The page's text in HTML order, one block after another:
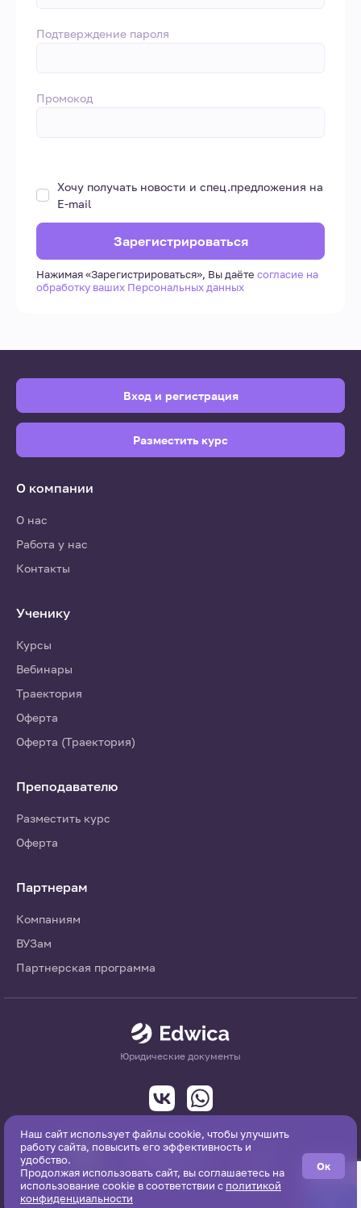
Подтверждение пароля
Промокод
Хочу получать новости и спец.предложения на
E-mail
Зарегистрироваться
Нажимая «Зарегистрироваться», Вы даёте согласие на
обработку ваших Персональных данных
Юридические документы
О компании
О нас
Работа у нас
Контакты
Ученику
Курсы
Вебинары
Траектория
Оферта
Оферта (Траектория)
Преподавателю
Разместить курс
Оферта
Партнерам
Компаниям
ВУЗам
Партнерская программа
Вход и регистрация
Разместить курс
Наш сайт использует файлы cookie, чтобы улучшить
работу сайта, повысить его эффективность и
удобство.
Продолжая использовать сайт, вы соглашаетесь на
использование cookie в соответствии с политикой
конфиденциальности
Ок